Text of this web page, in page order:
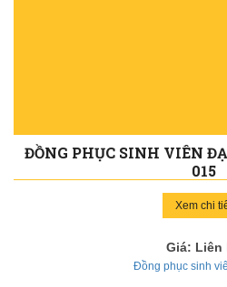
ĐỒNG PHỤC SINH VIÊN
015
Xem chi
Giá: Liên
Đồng phục sinh